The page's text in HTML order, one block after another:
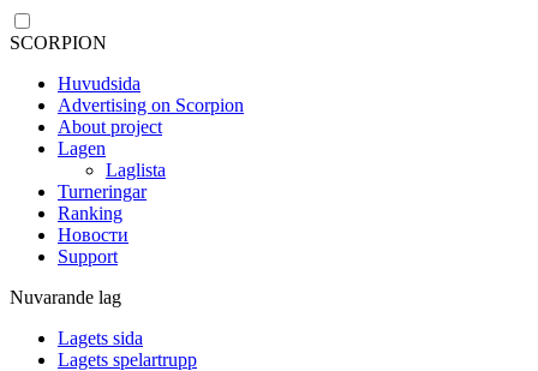
SCORPION
Huvudsida
Advertising on Scorpion
About project
Lagen
Laglista
Turneringar
Ranking
Новости
Support
Nuvarande lag
Lagets sida
Lagets spelartrupp